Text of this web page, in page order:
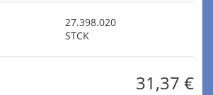
27.398.020
STCK
31,37 €